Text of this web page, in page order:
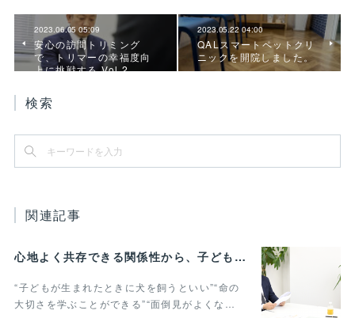
2023.06.05 05:09
安心の訪問トリミング
で、トリマーの幸福度向
上に挑戦する Vol.2
2023.05.22 04:00
QALスマートペットクリ
ニックを開院しました。
検索
関連記事
心地よく共存できる関係性から、子どもの発達に動物がよりよい影響を与える Vol.3
“子どもが生まれたときに犬を飼うといい”“命の
大切さを学ぶことができる”“面倒見がよくな…